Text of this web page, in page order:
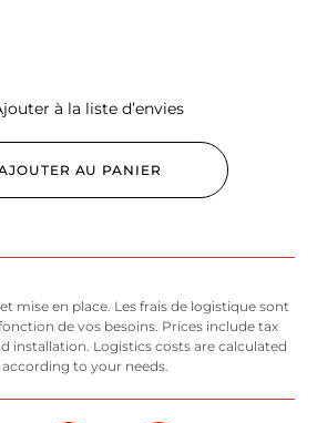
à la liste d’envies
AU PANIER
mise en place. Les frais de logistique sont
de vos besoins. Prices include tax
installation. Logistics costs are calculated
to your needs.